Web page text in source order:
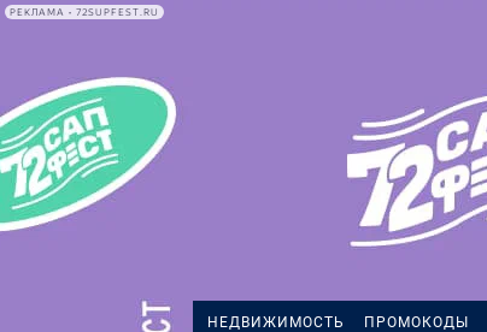
РЕКЛАМА • 72SUPFEST.RU
НЕДВИЖИМОСТЬ ПРОМОКОДЫ